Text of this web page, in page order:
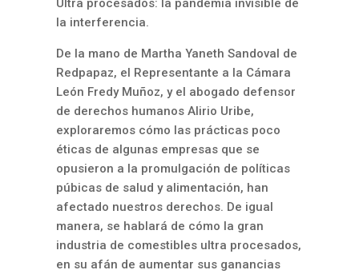
Ultra procesados: la pandemia invisible de
la interferencia.
De la mano de Martha Yaneth Sandoval de
Redpapaz, el Representante a la Cámara
León Fredy Muñoz, y el abogado defensor
de derechos humanos Alirio Uribe,
exploraremos cómo las prácticas poco
éticas de algunas empresas que se
opusieron a la promulgación de políticas
púbicas de salud y alimentación, han
afectado nuestros derechos. De igual
manera, se hablará de cómo la gran
industria de comestibles ultra procesados,
en su afán de aumentar sus ganancias